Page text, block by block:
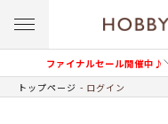
ファイナルセール開催中♪
トップページ ログイン